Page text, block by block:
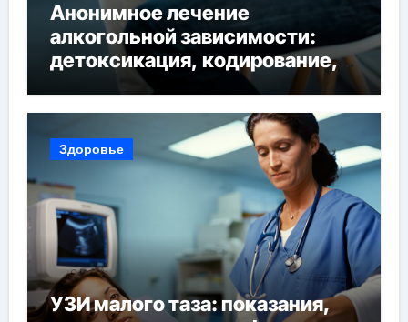
Анонимное лечение
алкогольной зависимости:
детоксикация, кодирование,
реабилитация, полный курс и
конфиденциальность
Здоровье
УЗИ малого таза: показания,